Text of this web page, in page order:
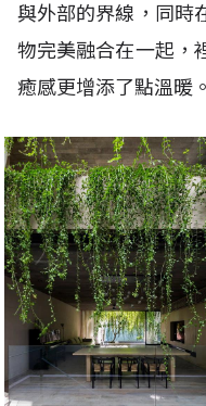
與外部的界線，同時
物完美融合在一起，
癒感更增添了點溫暖。